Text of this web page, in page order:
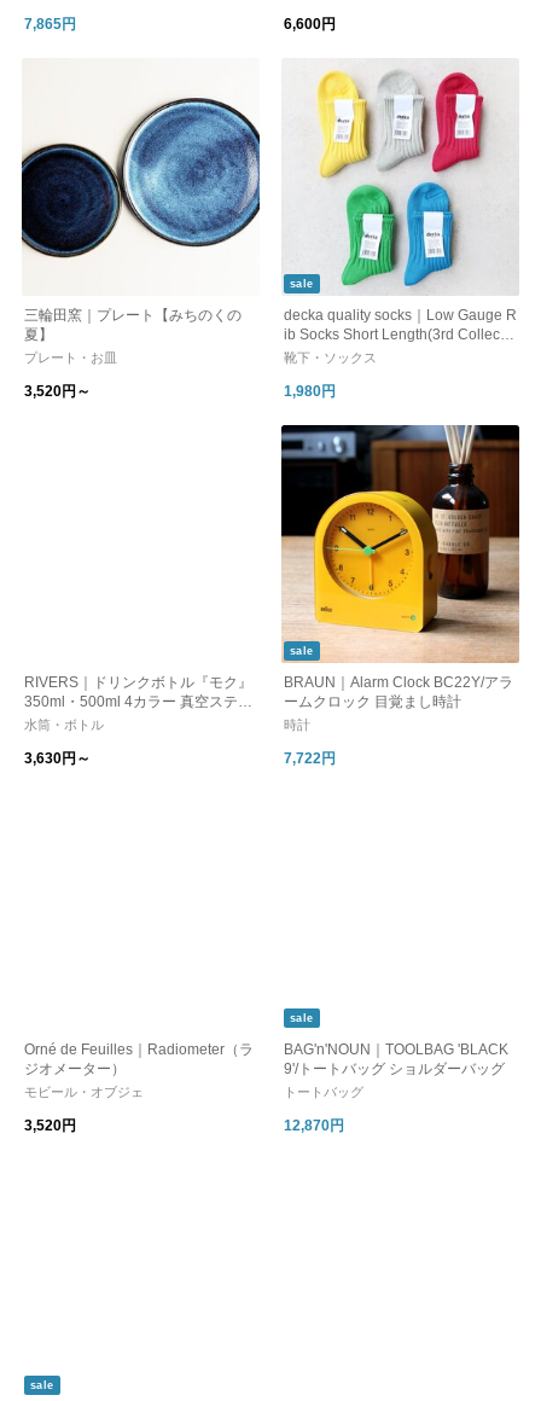
7,865円 6,600円
三輪田窯｜プレート【みちのくの
夏】
プレート・お皿
3,520円～
sale
decka quality socks｜Low Gauge R
ib Socks Short Length(3rd Collectio
n)/靴下 ソックス ショート リブ
靴下・ソックス
1,980円
RIVERS｜ドリンクボトル『モク』
350ml・500ml 4カラー 真空ステン
レス 保温保冷 【ウォーターボト
水筒・ボトル
3,630円～
sale
BRAUN｜Alarm Clock BC22Y/アラ
ームクロック 目覚まし時計
時計
7,722円
Orné de Feuilles｜Radiometer（ラ
ジオメーター）
モビール・オブジェ
3,520円
sale
BAG'n'NOUN｜TOOLBAG 'BLACK
9'/トートバッグ ショルダーバッグ
トートバッグ
12,870円
sale